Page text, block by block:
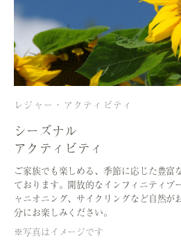
レジャー・アクティビティ
シーズナル
アクティビティ
ご家族でも楽しめる、季節に応じた豊富
ております。開放的なインフィニティプ
ャニオニング、サイクリングなど自然が
分にお楽しみください。
※写真はイメージです